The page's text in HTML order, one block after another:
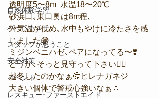
自然体験学習
バーベキュー
スタッフが思うこと
安全対策
イベント
レスキュー･ファーストエイド
透明度5〜8m  水温18〜20℃
砂浜口､東口奥は8m程､
外気温が低め､水中もやけに冷たさを感
じました😅
ミジンベニハゼ､ペアになってる〜❣️
どうか､そっと見守って下さい🙇‍♀️
越冬したのかなぁ🤔ヒレナガネジ
大きい個体で警戒心強いなぁ💧